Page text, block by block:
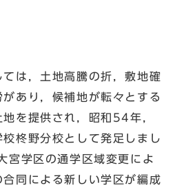
は，土地高騰の折，敷地確
あり，候補地が転々とする
を提供され，昭和54年，
柊野分校として発足しまし
宮学区の通学区域変更によ
合同による新しい学区が編成